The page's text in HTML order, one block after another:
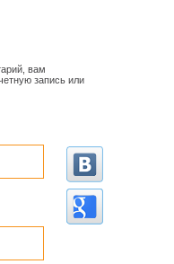
вам
запись или